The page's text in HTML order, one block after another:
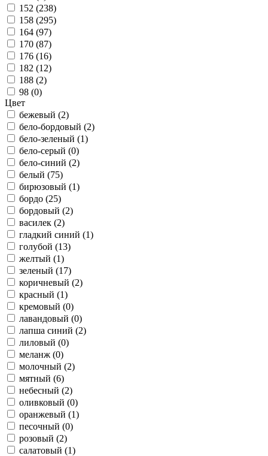
152 (238)
158 (295)
164 (97)
170 (87)
176 (16)
182 (12)
188 (2)
98 (0)
Цвет
бежевый (2)
бело-бордовый (2)
бело-зеленый (1)
бело-серый (0)
бело-синий (2)
белый (75)
бирюзовый (1)
бордо (25)
бордовый (2)
василек (2)
гладкий синий (1)
голубой (13)
желтый (1)
зеленый (17)
коричневый (2)
красный (1)
кремовый (0)
лавандовый (0)
лапша синий (2)
лиловый (0)
меланж (0)
молочный (2)
мятный (6)
небесный (2)
оливковый (0)
оранжевый (1)
песочный (0)
розовый (2)
салатовый (1)